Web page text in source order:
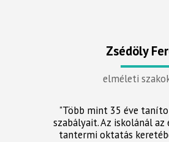
Zsédöly
elméleti
"Több mint 35 éve
szabályait. Az iskolánál
tantermi oktatás